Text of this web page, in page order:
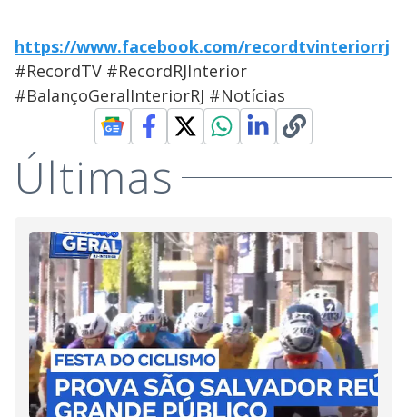
https://www.facebook.com/recordtvinteriorrj
#RecordTV #RecordRJInterior
#BalançoGeralInteriorRJ #Notícias
Últimas